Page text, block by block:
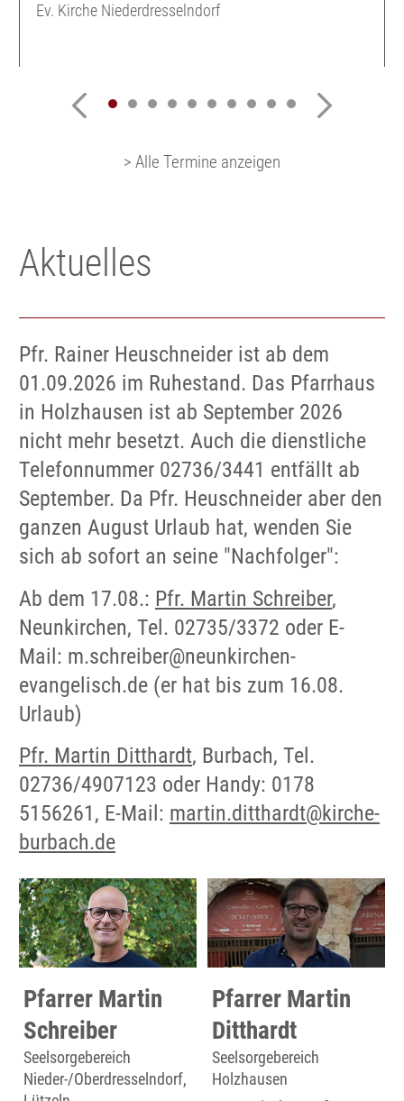
Ev. Kirche Niederdresselndorf
> Alle Termine anzeigen
Aktuelles
Pfr. Rainer Heuschneider ist ab dem
01.09.2026 im Ruhestand. Das Pfarrhaus
in Holzhausen ist ab September 2026
nicht mehr besetzt. Auch die dienstliche
Telefonnummer 02736/3441 entfällt ab
September. Da Pfr. Heuschneider aber den
ganzen August Urlaub hat, wenden Sie
sich ab sofort an seine "Nachfolger":
Ab dem 17.08.: Pfr. Martin Schreiber,
Neunkirchen, Tel. 02735/3372 oder E-
Mail: m.schreiber@neunkirchen-
evangelisch.de (er hat bis zum 16.08.
Urlaub)
Pfr. Martin Ditthardt, Burbach, Tel.
02736/4907123 oder Handy: 0178
5156261, E-Mail: martin.ditthardt@kirche-
burbach.de
Pfarrer Martin
Schreiber
Seelsorgebereich
Nieder-/Oberdresselndorf,
Pfarrer Martin
Ditthardt
Seelsorgebereich
Holzhausen